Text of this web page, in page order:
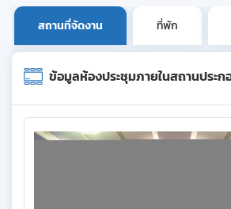
สถานที่จัดงาน ที่พัก
ข้อมูลห้องประชุมภายในสถานประก